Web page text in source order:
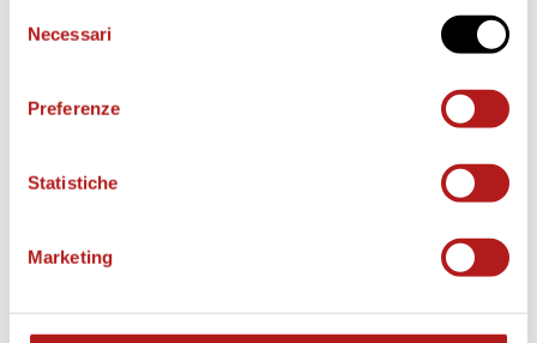
delNecessari
Preferenze
Statistiche
Marketing
MATCH PROGRAM